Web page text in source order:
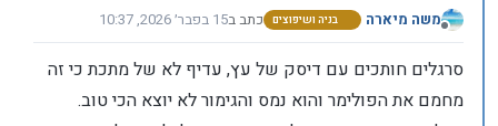
מנותק
משה מיארה בניה ושיפוצים כתב ב15 בפבר׳ 2026, 10:37
נערך לאחרונה על ידי
סרגלים חותכים עם דיסק של עץ, עדיף לא של מתכת כי זה
מחמם את הפולימר והוא נמס והגימור לא יוצא הכי טוב.